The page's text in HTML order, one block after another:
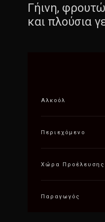
Γήινη,
και πλούσια
Αλκοόλ
Περιεχόμενο
Χώρα Προέλευσης
Παραγωγός